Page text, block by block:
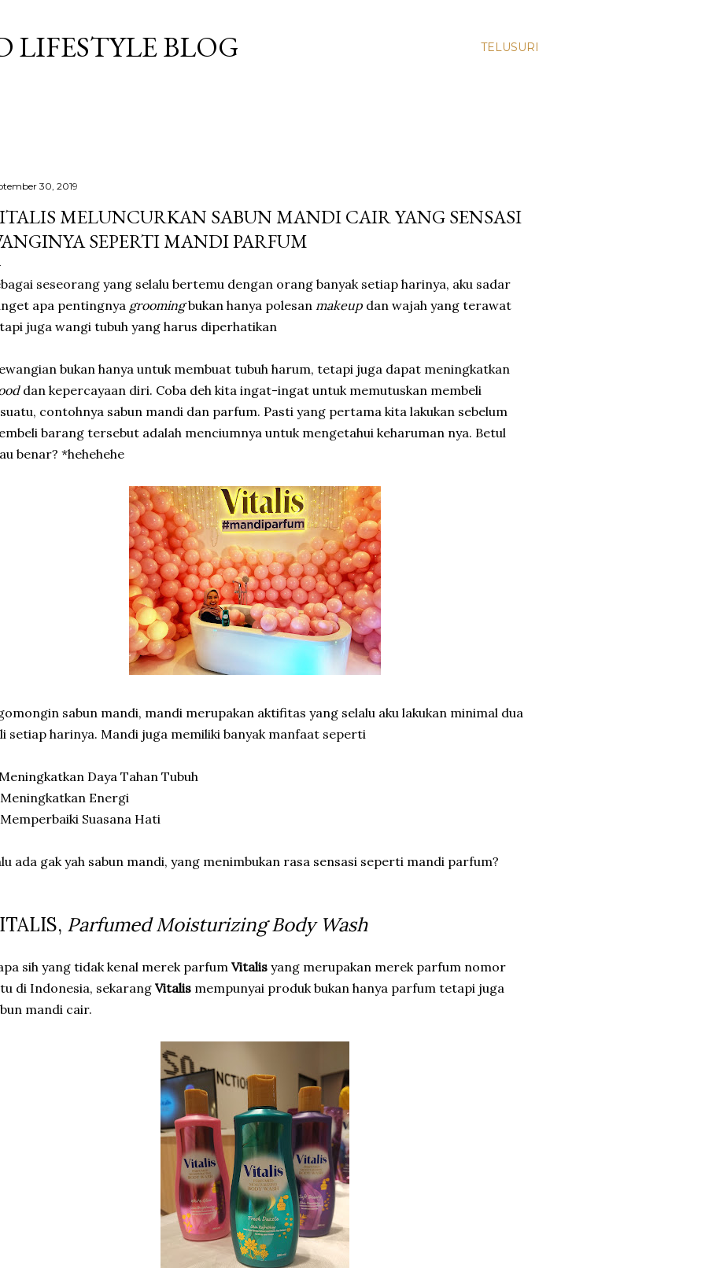
TELUSURI
BLOG
30, 2019
MELUNCURKAN SABUN MANDI CAIR YANG SENSASI
SEPERTI MANDI PARFUM
seseorang yang selalu bertemu dengan orang banyak setiap harinya, aku sadar
apa pentingnya groomingbukan hanya polesan makeup dan wajah yang terawat
juga wangi tubuh yang harus diperhatikan
bukan hanya untuk membuat tubuh harum, tetapi juga dapat meningkatkan
dan kepercayaan diri. Coba deh kita ingat-ingat untuk memutuskan membeli
contohnya sabun mandi dan parfum. Pasti yang pertama kita lakukan sebelum
barang tersebut adalah menciumnya untuk mengetahui keharuman nya. Betul
benar? *hehehehe
sabun mandi, mandi merupakan aktifitas yang selalu aku lakukan minimal dua
setiap harinya. Mandi juga memiliki banyak manfaat seperti
Daya Tahan Tubuh
Energi
Suasana Hati
ada gak yah sabun mandi, yang menimbukan rasa sensasi seperti mandi parfum?
Parfumed Moisturizing Body Wash
sih yang tidak kenal merek parfum Vitalis yang merupakan merek parfum nomor
di Indonesia, sekarang Vitalis mempunyai produk bukan hanya parfum tetapi juga
mandi cair.